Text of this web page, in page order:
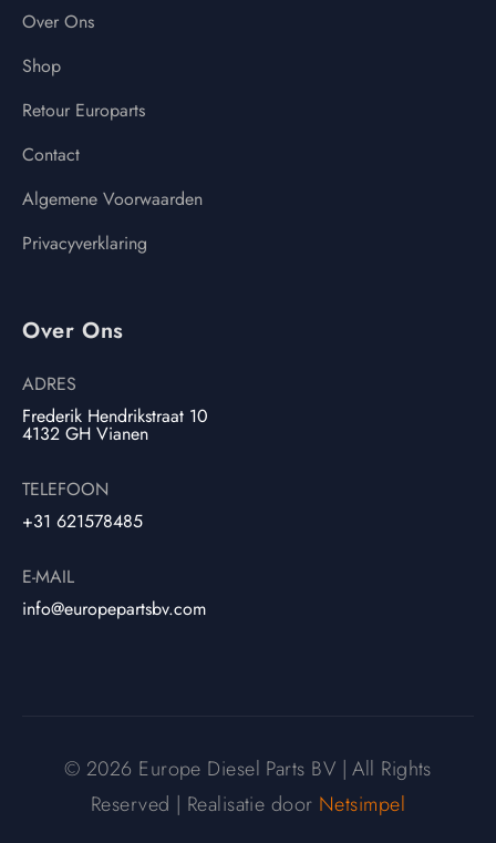
Over Ons
Shop
Retour Europarts
Contact
Algemene Voorwaarden
Privacyverklaring
Over Ons
ADRES
Frederik Hendrikstraat 10
4132 GH Vianen
TELEFOON
+31 621578485
E-MAIL
info@europepartsbv.com
© 2026 Europe Diesel Parts BV | All Rights
Reserved | Realisatie door Netsimpel